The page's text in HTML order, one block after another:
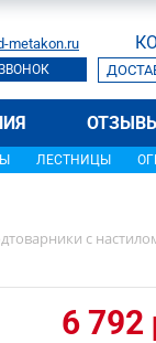
metakon.ru
ЛЕСТНИЦЫ
с
6 792